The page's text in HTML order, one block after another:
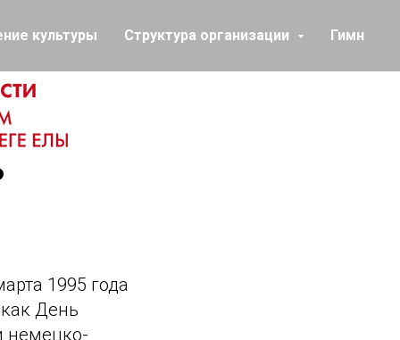
культуры Структура организации Гимн
1995 года
День
немецко-